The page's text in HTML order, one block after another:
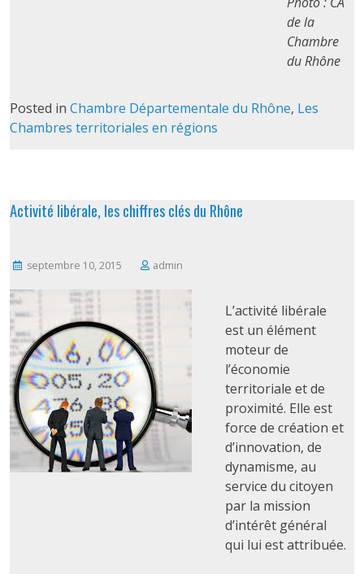
de la
Chambre
du Rhône
Posted in Chambre Départementale du Rhône, Les
Chambres territoriales en régions
Activité libérale, les chiffres clés du Rhône
septembre 10, 2015 admin
L’activité libérale
est un élément
moteur de
l’économie
territoriale et de
proximité. Elle est
force de création et
d’innovation, de
dynamisme, au
service du citoyen
par la mission
d’intérêt général
qui lui est attribuée.